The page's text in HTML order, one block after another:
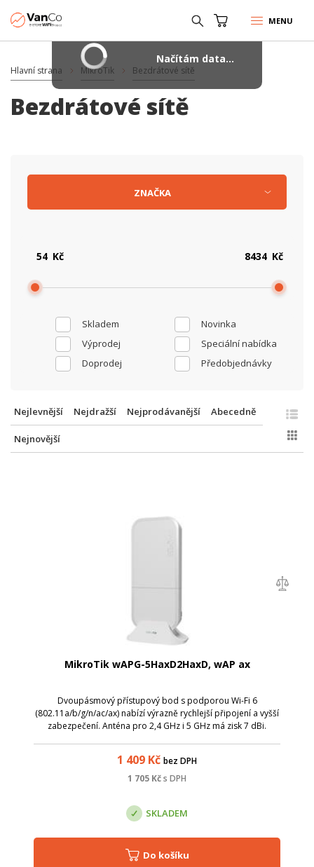
MENU
Hlavní strana MikroTik Bezdrátové sítě
Bezdrátové sítě
Skladem
Novinka
Výprodej
Speciální nabídka
Doprodej
Předobjednávky
Kč Kč
ZNAČKA
Nejlevnější Nejdražší Nejprodávanější Abecedně
Nejnovější
MikroTik wAPG-5HaxD2HaxD, wAP ax
Dvoupásmový přístupový bod s podporou Wi-Fi 6
(802.11a/b/g/n/ac/ax) nabízí výrazně rychlejší připojení a vyšší
zabezpečení. Anténa pro 2,4 GHz i 5 GHz má zisk 7 dBi.
1 409 Kč bez DPH
1 705 Kčs DPH
SKLADEM
Do košíku
Načítám data...